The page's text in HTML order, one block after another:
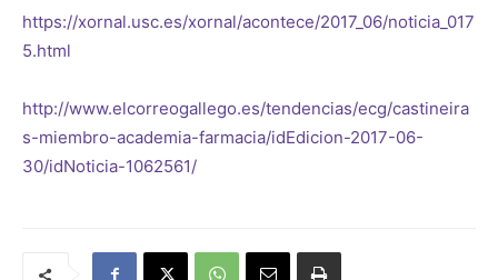
https://xornal.usc.es/xornal/acontece/2017_06/noticia_017
5.html
http://www.elcorreogallego.es/tendencias/ecg/castineira
s-miembro-academia-farmacia/idEdicion-2017-06-
30/idNoticia-1062561/